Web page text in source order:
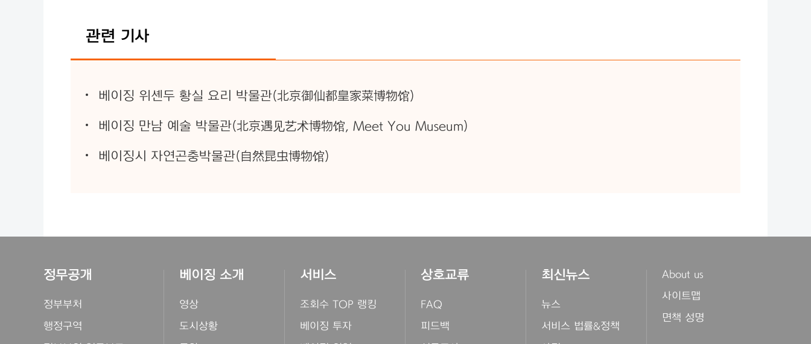
관련 기사
베이징 위셴두 황실 요리 박물관(北京御仙都皇家菜博物馆)
베이징 만남 예술 박물관(北京遇见艺术博物馆, Meet You Museum)
베이징시 자연곤충박물관(自然昆虫博物馆)
정무공개
정부부처
행정구역
베이징 소개
영상
도시상황
서비스
조회수 TOP 랭킹
베이징 투자
상호교류
FAQ
피드백
최신뉴스
뉴스
서비스 법률&정책
About us
사이트맵
면책 성명